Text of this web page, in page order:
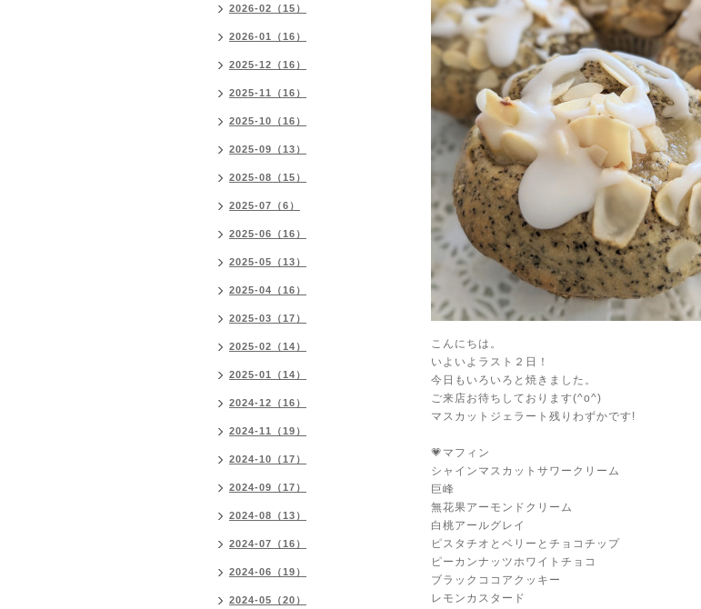
こんにちは。
いよいよラスト２日！
今日もいろいろと焼きました。
ご来店お待ちしております(^o^)
マスカットジェラート残りわずかです!
💗マフィン
シャインマスカットサワークリーム
巨峰
無花果アーモンドクリーム
白桃アールグレイ
ピスタチオとベリーとチョコチップ
ピーカンナッツホワイトチョコ
ブラックココアクッキー
レモンカスタード
2026-02（15）
2026-01（16）
2025-12（16）
2025-11（16）
2025-10（16）
2025-09（13）
2025-08（15）
2025-07（6）
2025-06（16）
2025-05（13）
2025-04（16）
2025-03（17）
2025-02（14）
2025-01（14）
2024-12（16）
2024-11（19）
2024-10（17）
2024-09（17）
2024-08（13）
2024-07（16）
2024-06（19）
2024-05（20）